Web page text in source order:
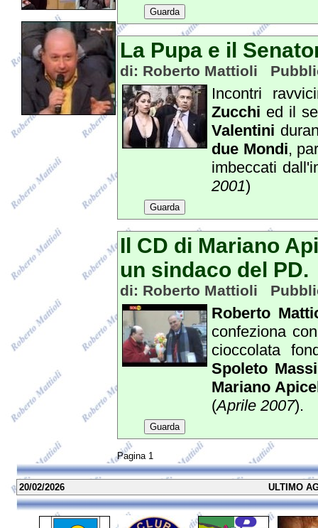
Guarda
La Pupa e il
di: Roberto Mattioli
Incontri
Zucchi ed il
Valentini
due Mondi,
imbeccati
2001)
Guarda
Il CD di Mariano
un sindaco del PD.
di: Roberto Mattioli
Roberto
confeziona
cioccolata
Spoleto
Mariano
(Aprile 2007).
Guarda
Pagina 1
20/02/2026 ULTIMO